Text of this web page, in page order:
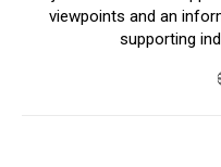
viewpoints and an
supporting